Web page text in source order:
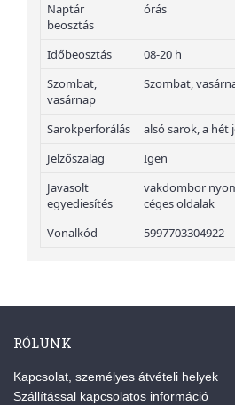
Naptár
beosztás
órás
Időbeosztás
08-20 h
Szombat,
vasárnap
Szombat,
Sarokperforálás
alsó sarok, a hét
Jelzőszalag
Igen
Javasolt
egyediesítés
vakdombor
céges oldalak
Vonalkód
5997703304922
RÓLUNK
Kapcsolat, személyes átvételi helyek
Szállítással kapcsolatos információ